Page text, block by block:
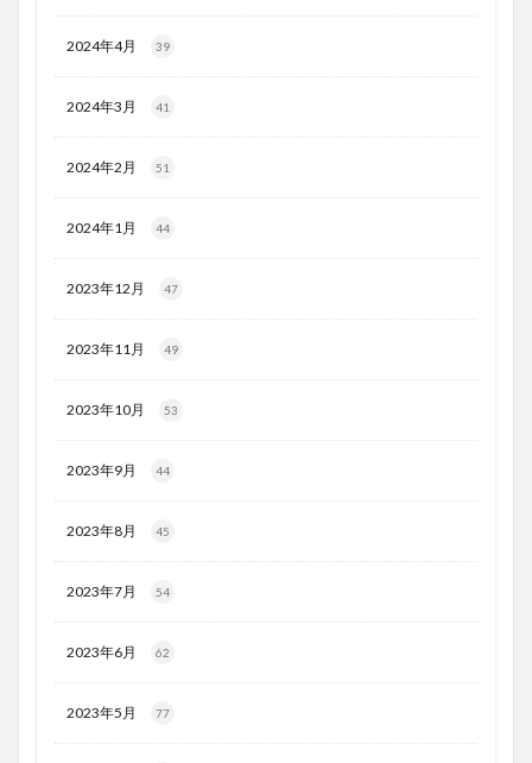
2024年4月 39
2024年3月 41
2024年2月 51
2024年1月 44
2023年12月 47
2023年11月 49
2023年10月 53
2023年9月 44
2023年8月 45
2023年7月 54
2023年6月 62
2023年5月 77